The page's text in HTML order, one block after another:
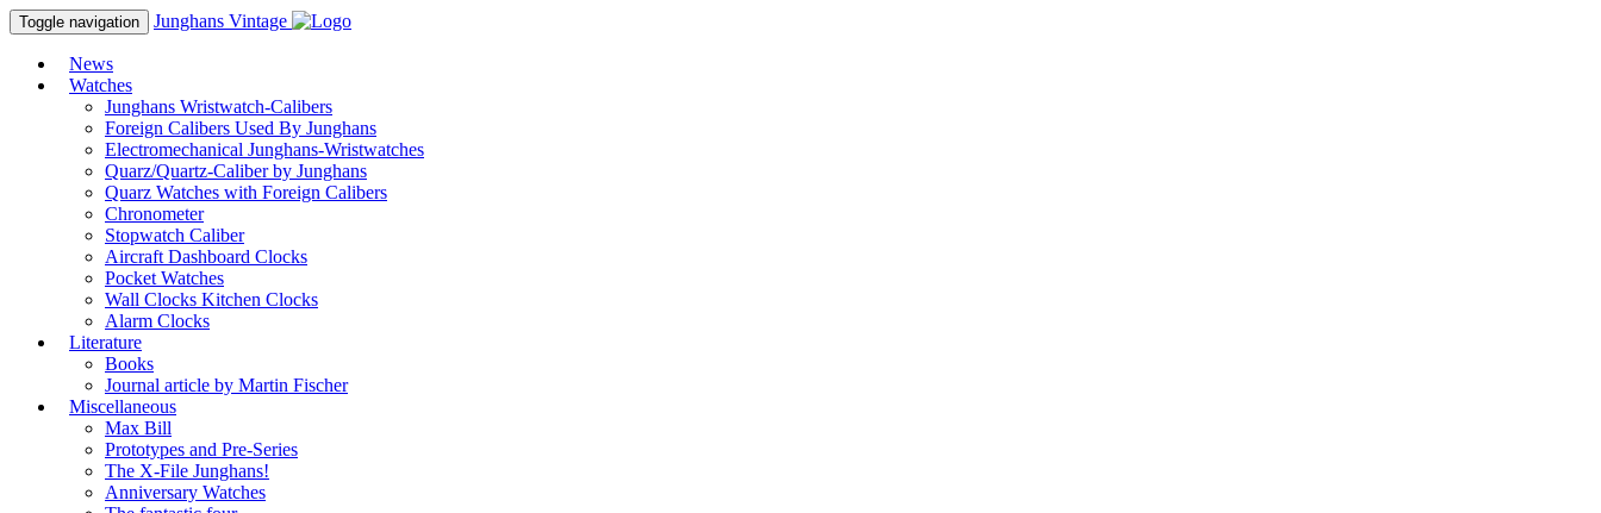
Toggle navigation Junghans Vintage
News
Watches
Junghans Wristwatch-Calibers
Foreign Calibers Used By Junghans
Electromechanical Junghans-Wristwatches
Quarz/Quartz-Caliber by Junghans
Quarz Watches with Foreign Calibers
Chronometer
Stopwatch Caliber
Aircraft Dashboard Clocks
Pocket Watches
Wall Clocks Kitchen Clocks
Alarm Clocks
Literature
Books
Journal article by Martin Fischer
Miscellaneous
Max Bill
Prototypes and Pre-Series
The X-File Junghans!
Anniversary Watches